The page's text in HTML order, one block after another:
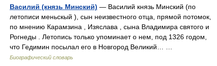
Василий (князь Минский) — Василий князь Минский (по
летописи меньскый ), сын неизвестного отца, прямой потомок,
по мнению Карамзина , Изяслава , сына Владимира святого и
Рогнеды . Летопись только упоминает о нем, под 1326 годом,
что Гедимин посылал его в Новгород Великий… …
Биографический словарь